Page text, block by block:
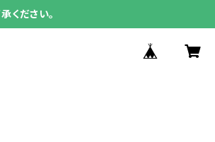
ください。